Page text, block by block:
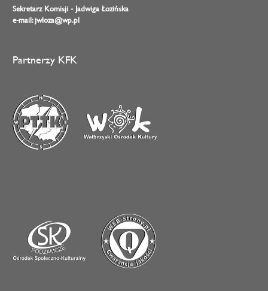
Sekretarz Komisji - Jadwiga Łozińska
e-mail: jwloza@wp.pl
Partnerzy KFK